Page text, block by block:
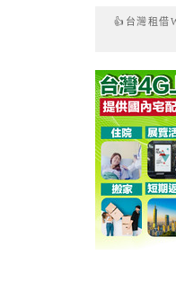
👍台灣租借